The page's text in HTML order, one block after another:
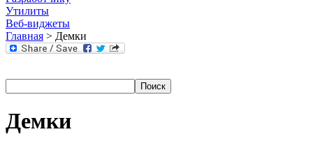
Утилиты
Веб-виджеты
Главная > Демки
Демки